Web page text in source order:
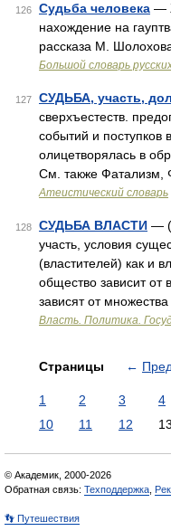
126 Судьба человека —
нахождение на
рассказа М.
Большой словарь
127 СУДЬБА, участь,
сверхъестеств.
событий и
олицетворялась в
См. также Фатализм,
Атеистический словарь
128 СУДЬБА ВЛАСТИ —
участь, условия
(властителей) как и
общество зависит от
зависят от
Власть. Политика.
Страницы ←
1 2 3 4
10
11 12 13
© Академик, 2000-2026
Обратная связь: Техподдержка
👣 Путешествия